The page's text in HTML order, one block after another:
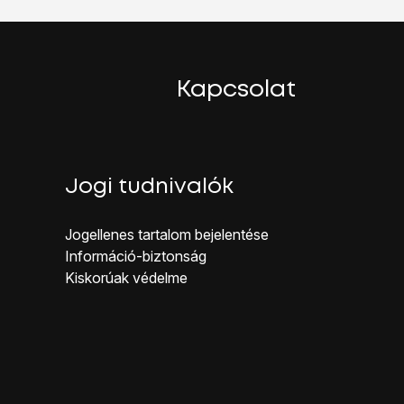
Kapcsolat
Jogi tudnivalók
Jogellenes ta rtalom bejelentése
Inf ormáció-biztonság
Kiskorúak véd elme